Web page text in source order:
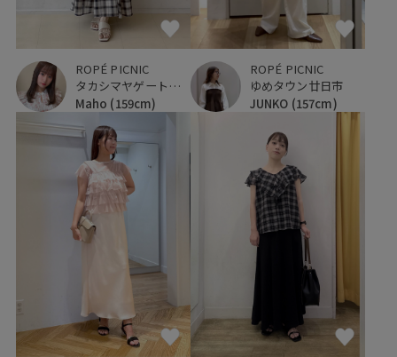
ROPÉ PICNIC
タカシマヤゲートタワーモール
Maho (159cm)
ROPÉ PICNIC
ゆめタウン廿日市
JUNKO (157cm)